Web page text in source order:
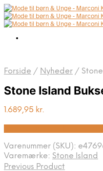
Forside / Nyheder /
Stone Island
1.689,95 kr.
Varenummer (SKU):
Varemærke: Stone Island
Previous Product